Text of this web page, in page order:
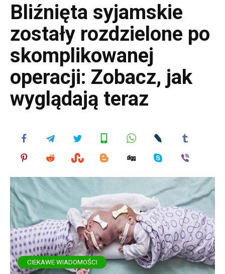
Bliźnięta syjamskie
zostały rozdzielone po
skomplikowanej
operacji: Zobacz, jak
wyglądają teraz
CIEKAWE WIADOMOŚCI